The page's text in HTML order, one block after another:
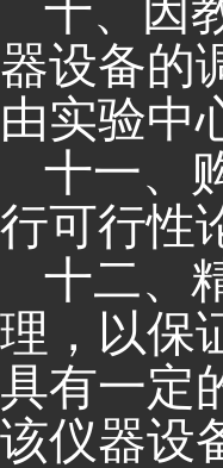
十、因
器设备的
由实验中
十一、
行可行性
十二、
理，以保
具有一定
该仪器设